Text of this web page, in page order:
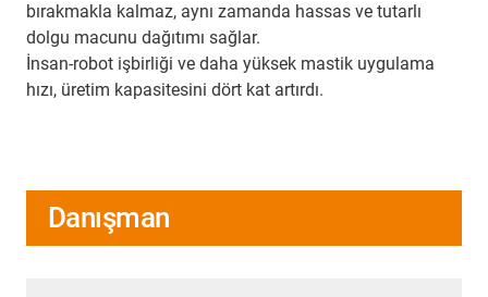
bırakmakla kalmaz, aynı zamanda hassas ve tutarlı
dolgu macunu dağıtımı sağlar.
İnsan-robot işbirliği ve daha yüksek mastik uygulama
hızı, üretim kapasitesini dört kat artırdı.
Danışman